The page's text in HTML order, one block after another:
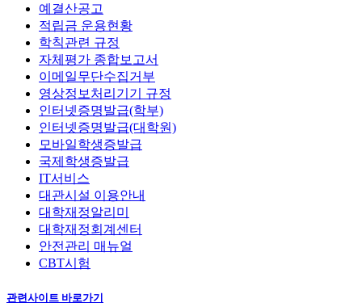
예결산공고
적립금 운용현황
학칙관련 규정
자체평가 종합보고서
이메일무단수집거부
영상정보처리기기 규정
인터넷증명발급(학부)
인터넷증명발급(대학원)
모바일학생증발급
국제학생증발급
IT서비스
대관시설 이용안내
대학재정알리미
대학재정회계센터
안전관리 매뉴얼
CBT시험
관련사이트 바로가기